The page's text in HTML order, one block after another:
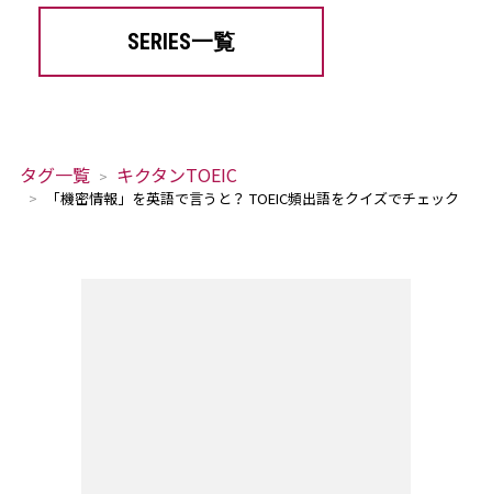
SERIES一覧
タグ一覧 キクタンTOEIC
「機密情報」を英語で言うと？ TOEIC頻出語をクイズでチェック